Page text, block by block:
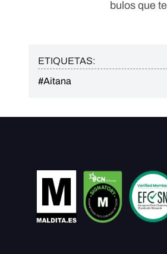
bulos que
ETIQUETAS:
#Aitana